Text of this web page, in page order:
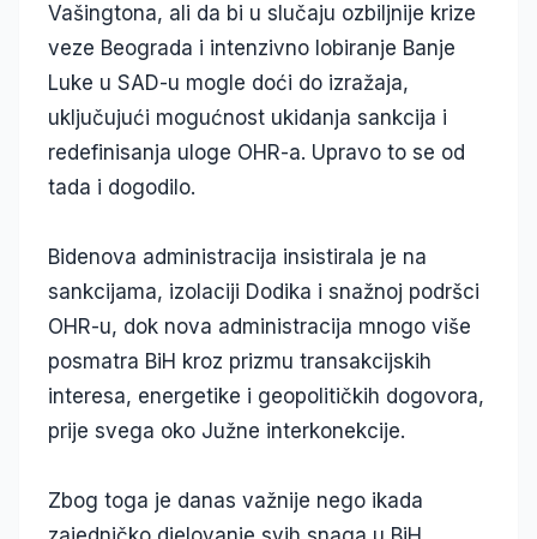
Vašingtona, ali da bi u slučaju ozbiljnije krize
veze Beograda i intenzivno lobiranje Banje
Luke u SAD-u mogle doći do izražaja,
uključujući mogućnost ukidanja sankcija i
redefinisanja uloge OHR-a. Upravo to se od
tada i dogodilo.
Bidenova administracija insistirala je na
sankcijama, izolaciji Dodika i snažnoj podršci
OHR-u, dok nova administracija mnogo više
posmatra BiH kroz prizmu transakcijskih
interesa, energetike i geopolitičkih dogovora,
prije svega oko Južne interkonekcije.
Zbog toga je danas važnije nego ikada